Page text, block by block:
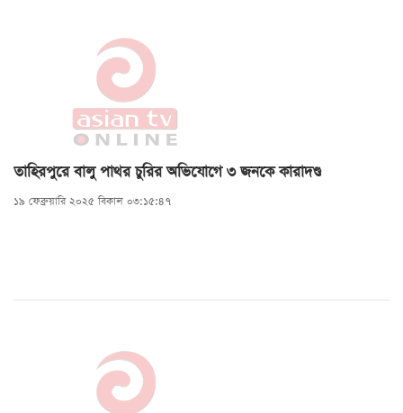
তাহিরপুরে বালু পাথর চুরির অভিযোগে ৩ জনকে কারাদণ্ড
১৯ ফেব্রুয়ারি ২০২৫ বিকাল ০৩:১৫:৪৭